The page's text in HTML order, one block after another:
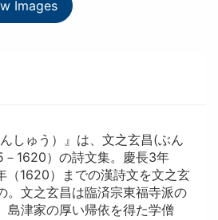
Images
しゅう）』は、文之玄昌(ぶん
1620）の詩文集。慶長3年
（1620）までの漢詩文を文之玄
。文之玄昌は臨済宗東福寺派の
島津家の厚い帰依を得た学僧